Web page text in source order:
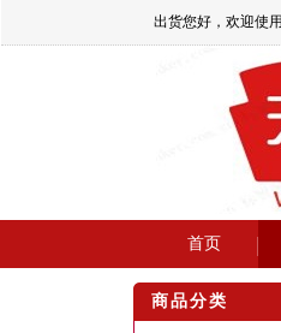
出货您好，欢迎使
首页
商品分类